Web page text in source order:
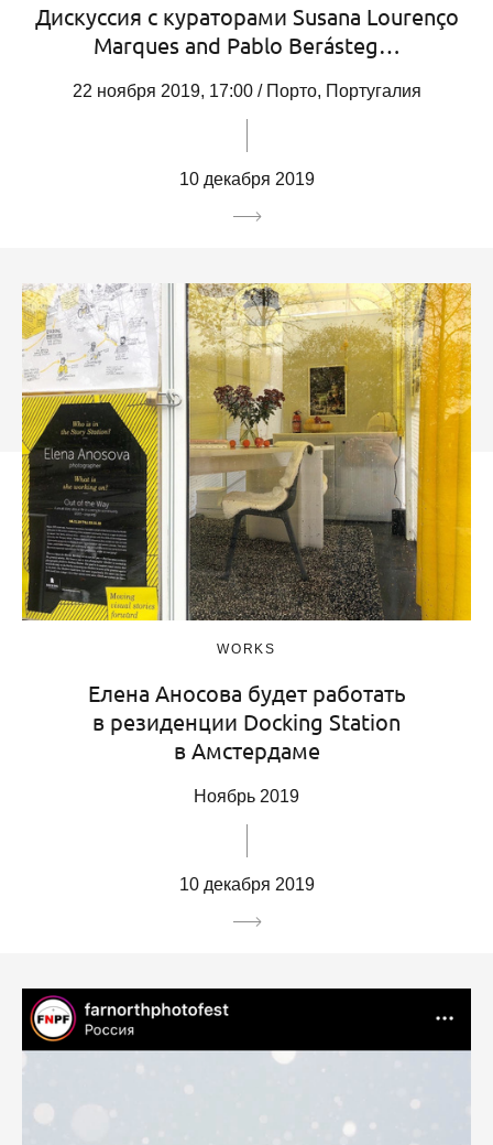
Дискуссия с кураторами Susana Lourenço
Marques and Pablo Berásteg…
22 ноября 2019, 17:00 / Порто, Португалия
10 декабря 2019
WORKS
Елена Аносова будет работать
в резиденции Docking Station
в Амстердаме
Ноябрь 2019
10 декабря 2019